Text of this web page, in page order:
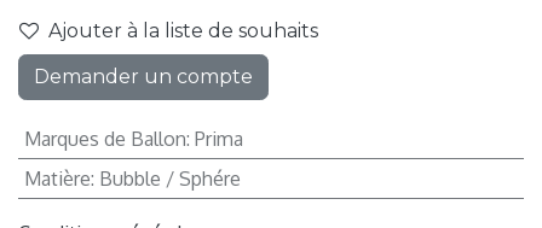
Ajouter à la liste de souhaits
Demander un compte
Marques de Ballon: Prima
Matière: Bubble / Sphére